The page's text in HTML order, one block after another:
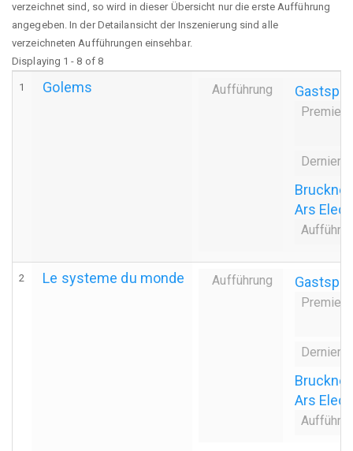
verzeichnet sind, so wird in dieser Übersicht nur die erste Aufführung
angegeben. In der Detailansicht der Inszenierung sind alle
verzeichneten Aufführungen einsehbar.
Displaying 1 - 8 of 8
1 Golems Aufführung
Premiere
Derniere
Ars
2 Le systeme du monde Aufführung
Premiere
Derniere
Ars